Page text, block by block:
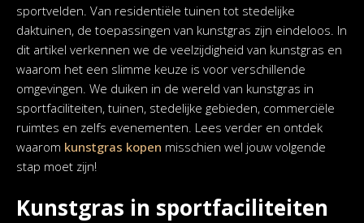
sportvelden. Van residentiële tuinen tot stedelijke
daktuinen, de toepassingen van kunstgras zijn eindeloos. In
dit artikel verkennen we de veelzijdigheid van kunstgras en
waarom het een slimme keuze is voor verschillende
omgevingen. We duiken in de wereld van kunstgras in
sportfaciliteiten, tuinen, stedelijke gebieden, commerciële
ruimtes en zelfs evenementen. Lees verder en ontdek
waarom kunstgras kopen misschien wel jouw volgende
stap moet zijn!
Kunstgras in sportfaciliteiten